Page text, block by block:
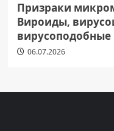
Призраки
Вироиды,
вирусоподобные
06.07.2026